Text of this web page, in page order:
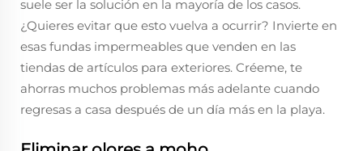
suele ser la solución en la mayoría de los casos.
¿Quieres evitar que esto vuelva a ocurrir? Invierte en
esas fundas impermeables que venden en las
tiendas de artículos para exteriores. Créeme, te
ahorras muchos problemas más adelante cuando
regresas a casa después de un día más en la playa.